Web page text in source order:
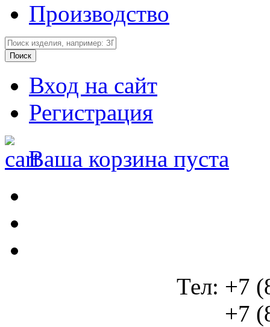
Производство
Вход на сайт
Регистрация
Ваша корзина пуста
Тел: +7
+7